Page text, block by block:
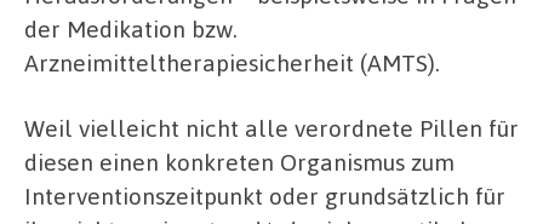
der Medikation bzw.
Arzneimitteltherapiesicherheit (AMTS).
Weil vielleicht nicht alle verordnete Pillen für
diesen einen konkreten Organismus zum
Interventionszeitpunkt oder grundsätzlich für